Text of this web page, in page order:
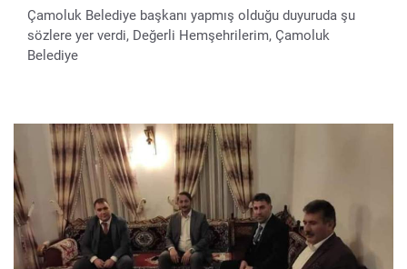
Çamoluk Belediye başkanı yapmış olduğu duyuruda şu
sözlere yer verdi, Değerli Hemşehrilerim, Çamoluk
Belediye